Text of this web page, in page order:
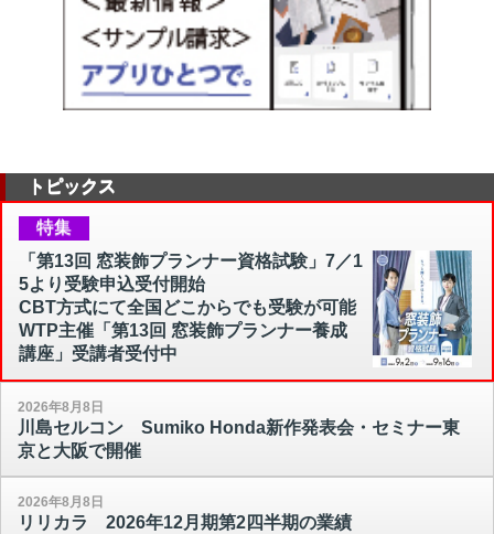
トピックス
特集
「第13回 窓装飾プランナー資格試験」7／1
5より受験申込受付開始
CBT方式にて全国どこからでも受験が可能
WTP主催「第13回 窓装飾プランナー養成
講座」受講者受付中
2026年8月8日
川島セルコン Sumiko Honda新作発表会・セミナー東
京と大阪で開催
2026年8月8日
リリカラ 2026年12月期第2四半期の業績